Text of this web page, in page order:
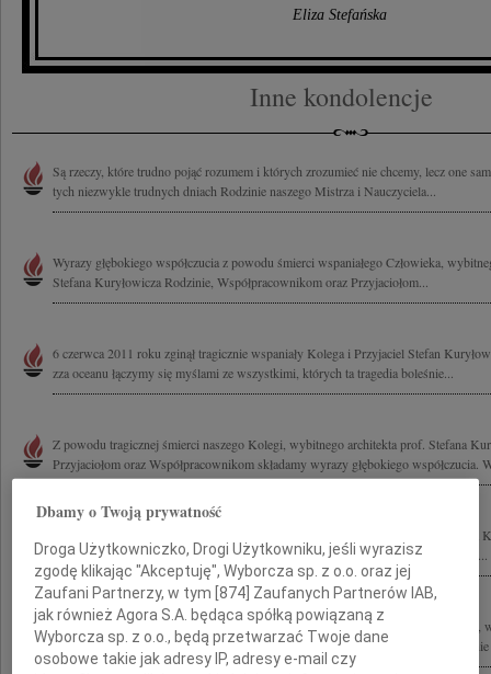
Eliza Stefańska
Inne kondolencje
Są rzeczy, które trudno pojąć rozumem i których zrozumieć nie chcemy, lecz one
tych niezwykle trudnych dniach Rodzinie naszego Mistrza i Nauczyciela...
Wyrazy głębokiego współczucia z powodu śmierci wspaniałego Człowieka,
Stefana Kuryłowicza Rodzinie, Współpracownikom oraz Przyjaciołom...
6 czerwca 2011 roku zginął tragicznie wspaniały Kolega i Przyjaciel Stefan
zza oceanu łączymy się myślami ze wszystkimi, których ta tragedia boleśnie...
Z powodu tragicznej śmierci naszego Kolegi, wybitnego architekta prof. Stefana
Przyjaciołom oraz Współpracownikom składamy wyrazy głębokiego współczucia.
Z wielkim smutkiem i żalem żegnam tragicznie zmarłego Kolegę profesora
tragedii składam wyrazy współczucia prof. Ewie Kuryłowicz wszystkim Bliskim i...
Z wielkim żalem przyjęliśmy wiadomość o tragicznej śmierci wybitnego architekta,
Konkursu Polski Cement w Architekturze prof. arch. Stefana Kuryłowicza Rodzinie
Dbamy o Twoją prywatność
Droga Użytkowniczko, Drogi Użytkowniku, jeśli wyrazisz
zgodę klikając "Akceptuję", Wyborcza sp. z o.o. oraz jej
Zaufani Partnerzy, w tym [874 ] Zaufanych Partnerów IAB,
jak również Agora S.A. będąca spółką powiązaną z
Wyborcza sp. z o.o., będą przetwarzać Twoje dane
osobowe takie jak adresy IP, adresy e-mail czy